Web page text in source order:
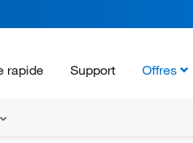
rapide Support Offres